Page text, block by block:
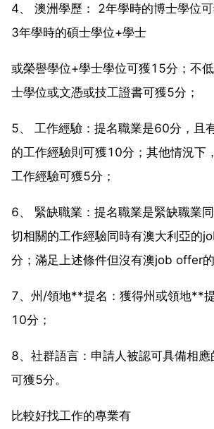
4、 澳洲學歷： 2年學時的博士學位
3年學時的碩士學位+學士
或榮譽學位+學士學位可獲15分；不
士學位或文憑或技工證書可獲5分；
5、 工作經驗：提名職業是60分，且
的工作經驗則可獲10分；其他情況下
工作經驗可獲5分；
6、 緊缺職業：提名職業是緊缺職業
切相關的工作經驗同時有澳大利亞的
分；滿足上述條件但沒有澳job offer
7、州/領地**提名：獲得州或領地**
10分；
8、社群語言：申請人被認可具備相應
可獲5分。
比較好找工作的專業有